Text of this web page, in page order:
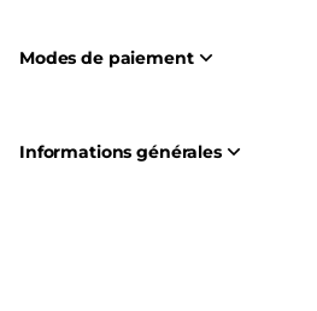
Modes de paiement
Informations générales